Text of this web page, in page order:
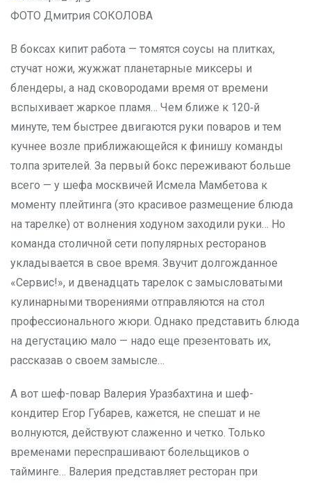
ФОТО Дмитрия СОКОЛОВА
В боксах кипит работа — томятся соусы на плитках,
стучат ножи, жужжат планетарные миксеры и
блендеры, а над сковородами время от времени
вспыхивает жаркое пламя… Чем ближе к 120‑й
минуте, тем быстрее двигаются руки поваров и тем
кучнее возле приближающейся к финишу команды
толпа зрителей. За первый бокс переживают больше
всего — у шефа москвичей Исмела Мамбетова к
моменту плейтинга (это красивое размещение блюда
на тарелке) от волнения ходуном заходили руки… Но
команда столичной сети популярных ресторанов
укладывается в свое время. Звучит долгожданное
«Сервис!», и двенадцать тарелок с замысловатыми
кулинарными творениями отправляются на стол
профессионального жюри. Однако представить блюда
на дегустацию мало — надо еще презентовать их,
рассказав о своем замысле…
А вот шеф-повар Валерия Ураз­бахтина и шеф-
кондитер Егор Губарев, кажется, не спешат и не
волнуются, действуют слаженно и четко. Только
временами переспрашивают болельщиков о
тайминге… Валерия представляет ресторан при